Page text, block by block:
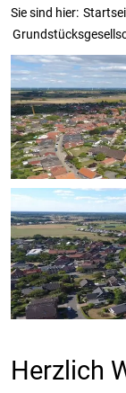
Sie sind hier:
Herzlich